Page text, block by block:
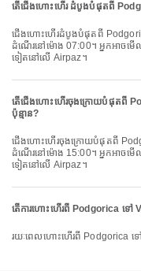
តើជើងហោះហើរ ដំបូងបំផុតពី
ជើងហោះហើរដំបូងបំផុតពី Podgorica ទៅ Vienna ជាមួយ Austrian Airlines ចេញ
ដំណើរនៅម៉ោង 07:00។ អ្នកអាចមើ
ទៀតនៅលើ Airpaz។
តើជើងហោះហើរចុងក្រោយបំផុតពី
ប៉ុន្មាន?
ជើងហោះហើរចុងក្រោយបំផុតពី Podgorica ទៅ Vienna ជាមួយ Austrian Airlines ចេញ
ដំណើរនៅម៉ោង 15:00។ អ្នកអាចមើ
ទៀតនៅលើ Airpaz។
តើការហោះហើរពី Podgorica ទៅ
រយៈពេលហោះហើរពី Podgorica